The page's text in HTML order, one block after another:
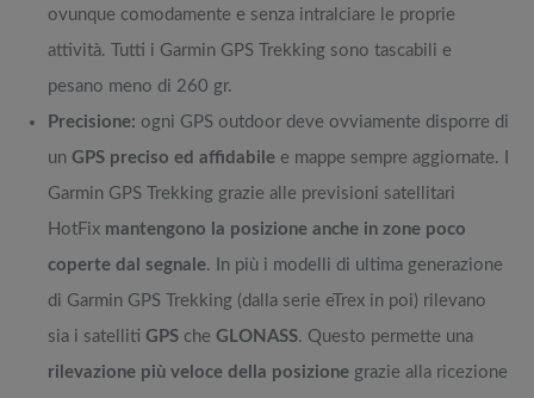
ovunque comodamente e senza intralciare le proprie
attività. Tutti i Garmin GPS Trekking sono tascabili e
pesano meno di 260 gr.
Precisione: ogni GPS outdoor deve ovviamente disporre di
un GPS preciso ed affidabile e mappe sempre aggiornate. I
Garmin GPS Trekking grazie alle previsioni satellitari
HotFix mantengono la posizione anche in zone poco
coperte dal segnale. In più i modelli di ultima generazione
di Garmin GPS Trekking (dalla serie eTrex in poi) rilevano
sia i satelliti GPS che GLONASS. Questo permette una
rilevazione più veloce della posizione grazie alla ricezione